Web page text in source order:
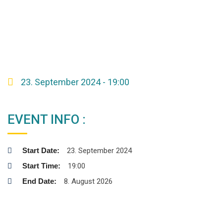
23. September 2024 - 19:00
EVENT INFO :
Start Date: 23. September 2024
Start Time: 19:00
End Date: 8. August 2026